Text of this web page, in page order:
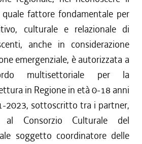
fattore fondamentale per
culturale e relazionale di
anche in considerazione
emergenziale, è autorizzata a
multisettoriale per la
in Regione in età 0-18 anni
2023, sottoscritto tra i partner,
Consorzio Culturale del
soggetto coordinatore delle